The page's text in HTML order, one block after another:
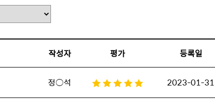
작성자 평가 등록일
정○석 2023-01-31